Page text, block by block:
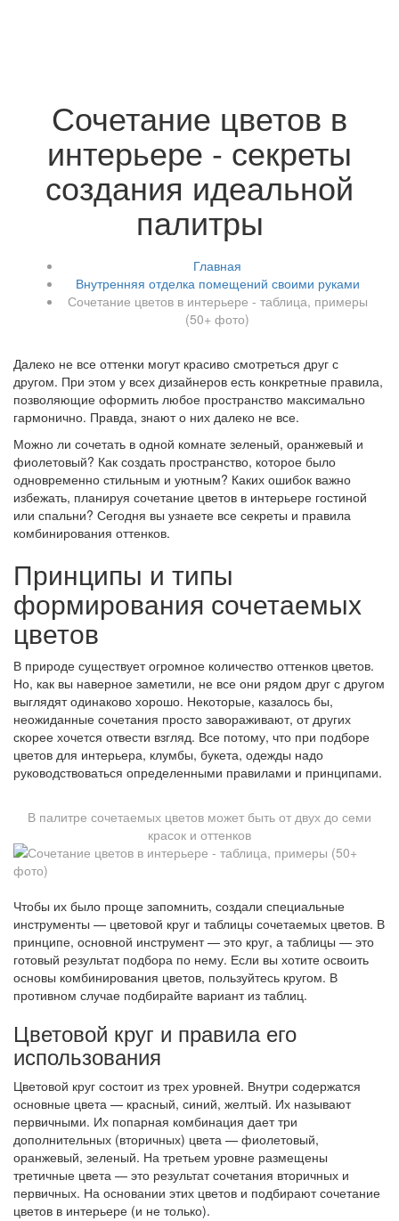
Сочетание цветов в
интерьере - секреты
создания идеальной
палитры
Главная
Внутренняя отделка помещений своими руками
Сочетание цветов в интерьере - таблица, примеры
(50+ фото)
Далеко не все оттенки могут красиво смотреться друг с
другом. При этом у всех дизайнеров есть конкретные правила,
позволяющие оформить любое пространство максимально
гармонично. Правда, знают о них далеко не все.
Можно ли сочетать в одной комнате зеленый, оранжевый и
фиолетовый? Как создать пространство, которое было
одновременно стильным и уютным? Каких ошибок важно
избежать, планируя сочетание цветов в интерьере гостиной
или спальни? Сегодня вы узнаете все секреты и правила
комбинирования оттенков.
Принципы и типы
формирования сочетаемых
цветов
В природе существует огромное количество оттенков цветов.
Но, как вы наверное заметили, не все они рядом друг с другом
выглядят одинаково хорошо. Некоторые, казалось бы,
неожиданные сочетания просто завораживают, от других
скорее хочется отвести взгляд. Все потому, что при подборе
цветов для интерьера, клумбы, букета, одежды надо
руководствоваться определенными правилами и принципами.
В палитре сочетаемых цветов может быть от двух до семи
красок и оттенков
Чтобы их было проще запомнить, создали специальные
инструменты — цветовой круг и таблицы сочетаемых цветов. В
принципе, основной инструмент — это круг, а таблицы — это
готовый результат подбора по нему. Если вы хотите освоить
основы комбинирования цветов, пользуйтесь кругом. В
противном случае подбирайте вариант из таблиц.
Цветовой круг и правила его
использования
Цветовой круг состоит из трех уровней. Внутри содержатся
основные цвета — красный, синий, желтый. Их называют
первичными. Их попарная комбинация дает три
дополнительных (вторичных) цвета — фиолетовый,
оранжевый, зеленый. На третьем уровне размещены
третичные цвета — это результат сочетания вторичных и
первичных. На основании этих цветов и подбирают сочетание
цветов в интерьере (и не только).